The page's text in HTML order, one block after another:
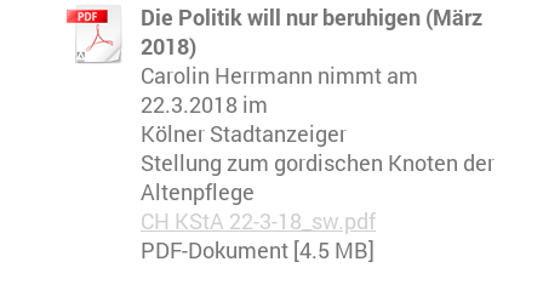
Die Politik will nur beruhigen (März
2018)
Carolin Herrmann nimmt am
22.3.2018 im
Kölner Stadtanzeiger
Stellung zum gordischen Knoten der
Altenpflege
CH KStA 22-3-18_sw.pdf
PDF-Dokument [4.5 MB]